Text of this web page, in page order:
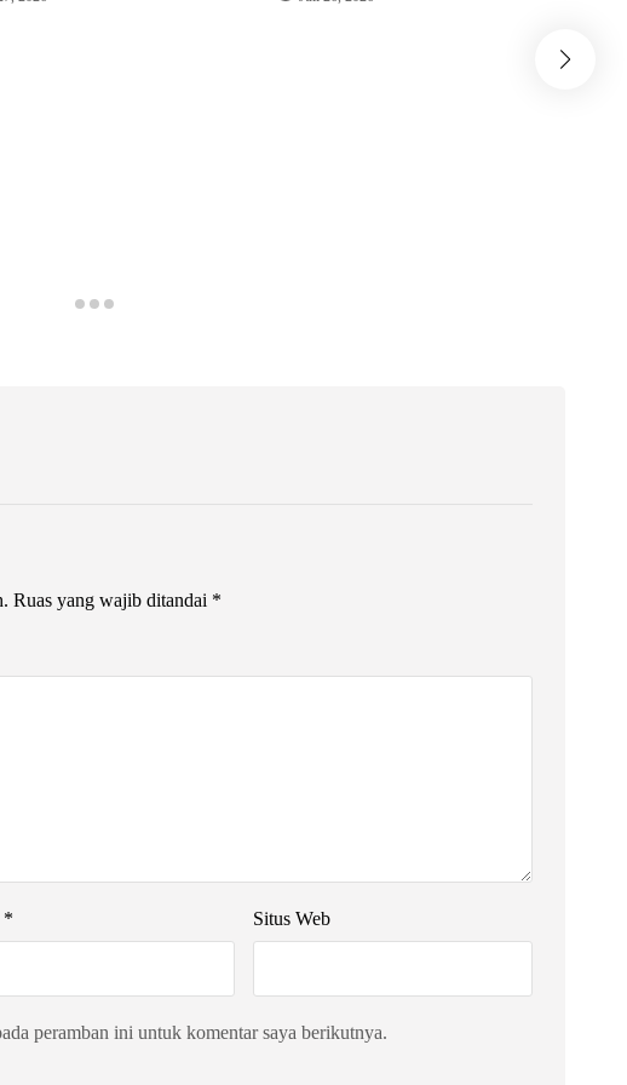
Ruas yang wajib ditandai *
* Situs Web
peramban ini untuk komentar saya berikutnya.